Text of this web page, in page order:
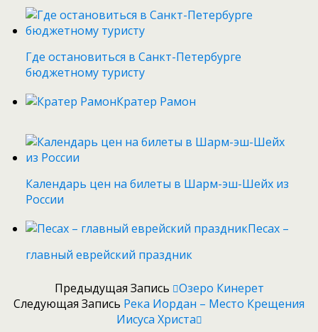
Где остановиться в Санкт-Петербурге
бюджетному туристу
Кратер Рамон
Календарь цен на билеты в Шарм-эш-Шейх из
России
Песах –
главный еврейский праздник
Предыдущая Запись
Озеро Кинерет
Следующая Запись Река Иордан – Место Крещения
Иисуса Христа